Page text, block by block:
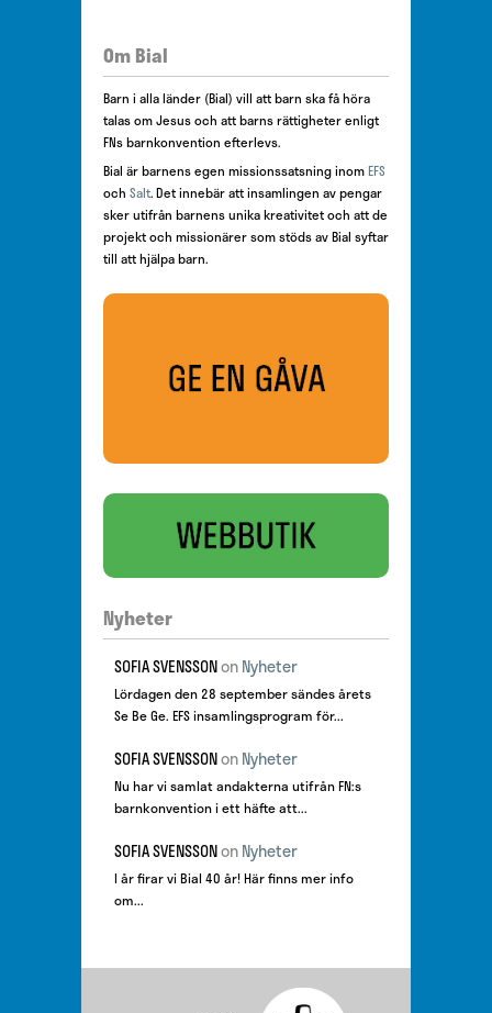
Om Bial
Barn i alla länder (Bial) vill att barn ska få höra
talas om Jesus och att barns rättigheter enligt
FNs barnkonvention efterlevs.
Bial är barnens egen missionssatsning inomEFS
och Salt. Det innebär att insamlingen av pengar
sker utifrån barnens unika kreativitet och att de
projekt och missionärer som stöds av Bial syftar
till att hjälpa barn.
Nyheter
SOFIA SVENSSONonNyheter
Lördagen den 28 september sändes årets
Se Be Ge. EFS insamlingsprogram för...
SOFIA SVENSSONonNyheter
Nu har vi samlat andakterna utifrån FN:s
barnkonvention i ett häfte att...
SOFIA SVENSSONonNyheter
I år firar vi Bial 40 år! Här finns mer info
om...